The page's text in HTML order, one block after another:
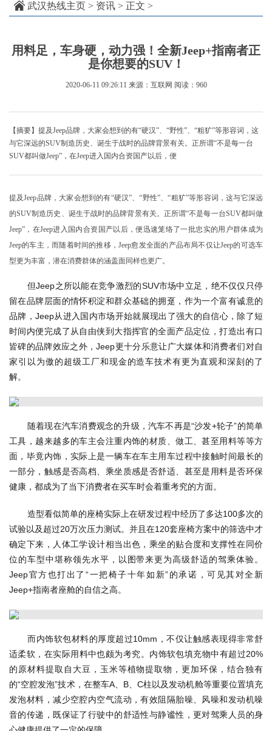
武汉热线主页 > 资讯 > 正文 >
用料足，车身硬，动力强！全新Jeep+指南者正
是你想要的SUV！
2020-06-11 09:26:11 来源：互联网 阅读：960
【摘要】提及Jeep品牌，大家会想到的有“硬汉”、“野性”、“粗犷”等形容词，这
与它深远的SUV制造历史、诞生于战时的品牌背景有关。正所谓“不是每一台
SUV都叫做Jeep”，在Jeep进入国内合资国产以后，便
提及Jeep品牌，大家会想到的有“硬汉”、“野性”、“粗犷”等形容词，这与它深远
的SUV制造历史、诞生于战时的品牌背景有关。正所谓“不是每一台SUV都叫做
Jeep”，在Jeep进入国内合资国产以后，便迅速笼络了一批忠实的用户群体成为
Jeep的车主，而随着时间的推移，Jeep愈发全面的产品布局不仅让Jeep的可选车
型更为丰富，潜在消费群体的涵盖面同样也更广。
但Jeep之所以能在竞争激烈的SUV市场中立足，绝不仅仅只停
留在品牌层面的情怀积淀和群众基础的拥趸，作为一个富有诚意的
品牌，Jeep从进入国内市场开始就展现出了强大的自信心，除了短
时间内便完成了从自由侠到大指挥官的全面产品定位，打造出有口
皆碑的品牌效应之外，Jeep更十分乐意让广大媒体和消费者们对自
家引以为傲的超级工厂和现金的造车技术有更为直观和深刻的了
解。
随着现在汽车消费观念的升级，汽车不再是“沙发+轮子”的简单
工具，越来越多的车主会注重内饰的材质、做工、甚至用料等等方
面，毕竟内饰，实际上是一辆车在车主用车过程中接触时间最长的
一部分，触感是否高档、乘坐质感是否舒适、甚至是用料是否环保
健康，都成为了当下消费者在买车时会着重考究的方面。
造型看似简单的座椅实际上在研发过程中经历了多达100多次的
试验以及超过20万次压力测试。并且在120套座椅方案中的筛选中才
确定下来，人体工学设计相当出色，乘坐的贴合度和支撑性在同价
位的车型中堪称领先水平，以图带来更为高级舒适的驾乘体验。
Jeep官方也打出了“一把椅子十年如新”的承诺，可见其对全新
Jeep+指南者座舱的自信之高。
而内饰软包材料的厚度超过10mm，不仅让触感表现得非常舒
适柔软，在实际用料中也颇为考究。内饰软包填充物中有超过20%
的原材料提取自大豆，玉米等植物提取物，更加环保，结合独有
的“空腔发泡”技术，在整车A、B、C柱以及发动机舱等重要位置填充
发泡材料，减少空腔内空气流动，有效阻隔胎噪、风噪和发动机噪
音的传递，既保证了行驶中的舒适性与静谧性，更对驾乘人员的身